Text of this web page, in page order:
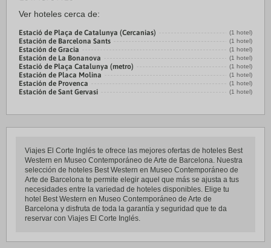
Ver hoteles cerca de:
Estació de Plaça de Catalunya (Cercanias) (1 hotel)
Estación de Barcelona Sants (1 hotel)
Estación de Gracia (1 hotel)
Estación de La Bonanova (1 hotel)
Estació de Plaça Catalunya (metro) (1 hotel)
Estación de Placa Molina (1 hotel)
Estación de Provenca (1 hotel)
Estación de Sant Gervasi (1 hotel)
Viajes El Corte Inglés te ofrece las mejores ofertas de hoteles Best
Western en Museo Contemporáneo de Arte de Barcelona. Nuestra
selección de hoteles Best Western en Museo Contemporáneo de
Arte de Barcelona te permite elegir aquel que más se ajusta a tus
necesidades entre la variedad de hoteles disponibles. Elige tu
hotel Best Western en Museo Contemporáneo de Arte de
Barcelona y disfruta de toda la garantía y seguridad que te da
reservar con Viajes El Corte Inglés.